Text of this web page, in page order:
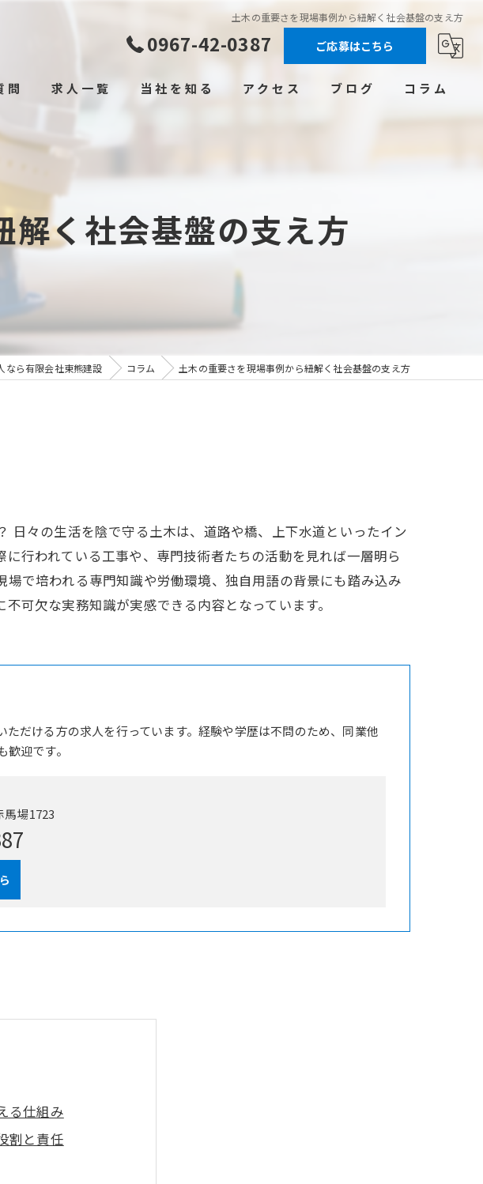
土木の重要さを現場事例から紐解く社会基盤の支え方
0967-42-0387 ご応募はこちら
問 求人一覧 当社を知る
未経験
転職
アクセス ブログ コラム
解く社会基盤の支え方
なら有限会社東熊建設 コラム 土木の重要さを現場事例から紐解く社会基盤の支え方
々の生活を陰で守る土木は、道路や橋、上下水道といったイン
行われている工事や、専門技術者たちの活動を見れば一層明ら
で培われる専門知識や労働環境、独自用語の背景にも踏み込み
可欠な実務知識が実感できる内容となっています。
だける方の求人を行っています。経験や学歴は不問のため、同業他
迎です。
場1723
る仕組み
割と責任
現場対応力